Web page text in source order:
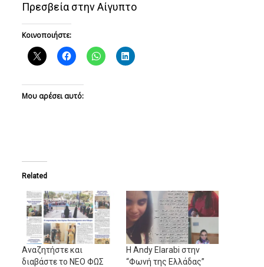
Πρεσβεία στην Αίγυπτο
Κοινοποιήστε:
Μου αρέσει αυτό:
Related
Αναζητήστε και
διαβάστε το NΕΟ ΦΩΣ
Η Andy Elarabi στην
“Φωνή της Ελλάδας”